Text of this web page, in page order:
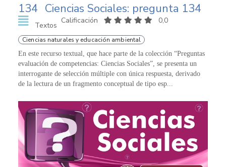
134 Ciencias Sociales: pregunta 134
Textos
Calificación 0,0
Ciencias naturales y educación ambiental
En este recurso textual, que hace parte de la colección “Preguntas
evaluación de competencias: Ciencias Sociales”, se presenta un
interrogante de selección múltiple con única respuesta, derivado
de la lectura de un fragmento conceptual de tipo esp...